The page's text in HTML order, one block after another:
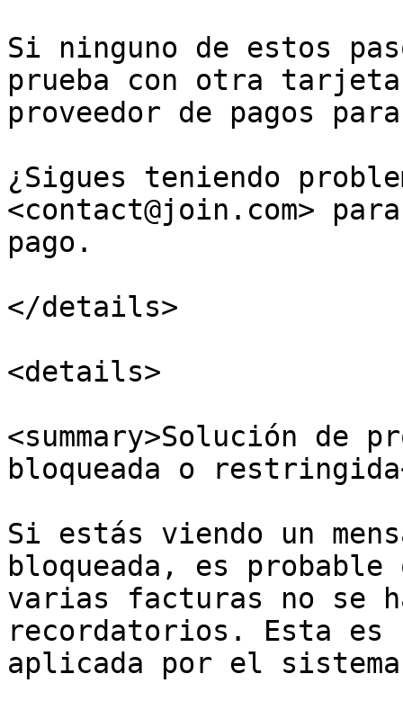
Si ninguno de estos
prueba con otra
proveedor de pagos
¿Sigues teniendo
<contact@join.com>
pago.
</details>
<details>
<summary>Solución de
bloqueada o
Si estás viendo un
bloqueada, es probable
varias facturas no se
recordatorios. Esta es
aplicada por el